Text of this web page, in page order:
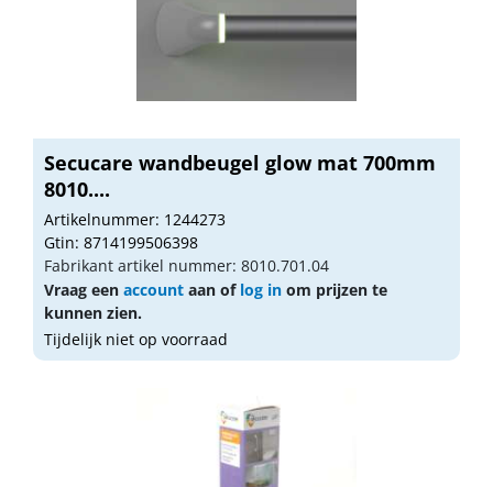
Secucare wandbeugel glow mat 700mm
8010....
Artikelnummer: 1244273
Gtin: 8714199506398
Fabrikant artikel nummer: 8010.701.04
Vraag een account aan of log in om prijzen te
kunnen zien.
Tijdelijk niet op voorraad